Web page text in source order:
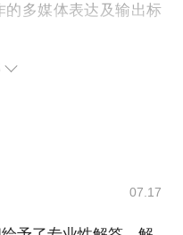
多媒体表达及输出标
辑。
职于北京市建筑设计
年。曾先后实习于中国
西北院）、天津市建
07.17